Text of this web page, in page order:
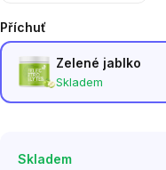
Příchuť
Zelené jablko
Skladem
Skladem